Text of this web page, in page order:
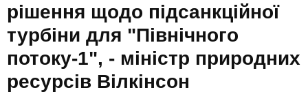
рішення щодо підсанкційної
турбіни для "Північного
потоку-1", - міністр природних
ресурсів Вілкінсон